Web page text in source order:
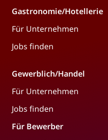
Gastronomie/Hotellerie
Für Unternehmen
Jobs finden
Gewerblich/Handel
Für Unternehmen
Jobs finden
Für Bewerber